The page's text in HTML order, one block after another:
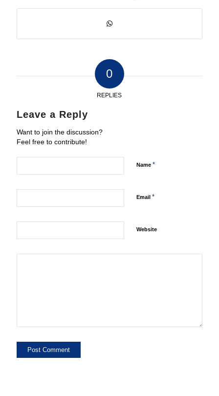
0
REPLIES
Leave a Reply
Want to join the discussion?
Feel free to contribute!
Name *
Email *
Website